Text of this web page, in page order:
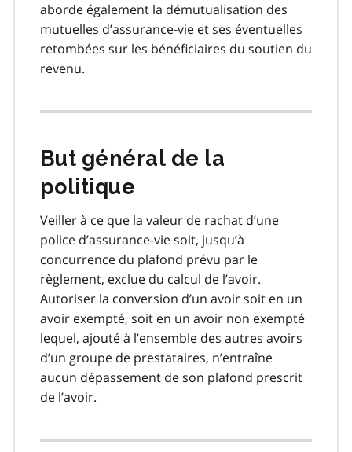
aborde également la démutualisation des
mutuelles d’assurance-vie et ses éventuelles
retombées sur les bénéficiaires du soutien du
revenu.
But général de la
politique
Veiller à ce que la valeur de rachat d’une
police d’assurance-vie soit, jusqu’à
concurrence du plafond prévu par le
règlement, exclue du calcul de l’avoir.
Autoriser la conversion d’un avoir soit en un
avoir exempté, soit en un avoir non exempté
lequel, ajouté à l’ensemble des autres avoirs
d’un groupe de prestataires, n’entraîne
aucun dépassement de son plafond prescrit
de l’avoir.